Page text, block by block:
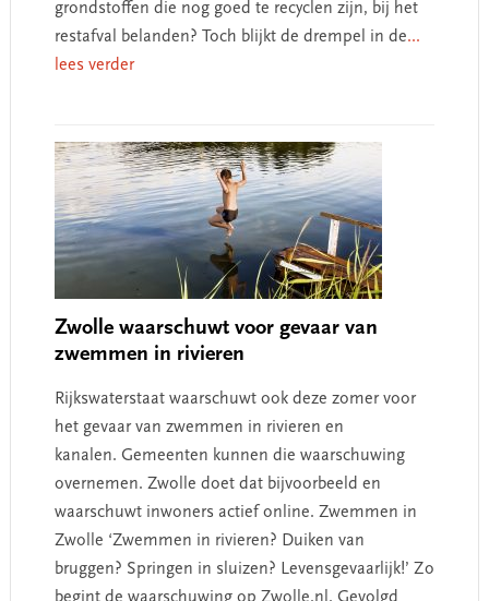
grondstoffen die nog goed te recyclen zijn, bij het
restafval belanden? Toch blijkt de drempel in de...
lees verder
Zwolle waarschuwt voor gevaar van
zwemmen in rivieren
Rijkswaterstaat waarschuwt ook deze zomer voor
het gevaar van zwemmen in rivieren en
kanalen. Gemeenten kunnen die waarschuwing
overnemen. Zwolle doet dat bijvoorbeeld en
waarschuwt inwoners actief online. Zwemmen in
Zwolle ‘Zwemmen in rivieren? Duiken van
bruggen? Springen in sluizen? Levensgevaarlijk!’ Zo